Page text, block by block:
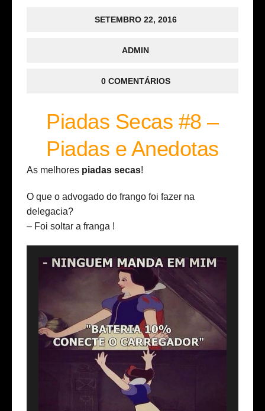
SETEMBRO 22, 2016
ADMIN
0 COMENTÁRIOS
Piadas Secas #8 –
Piadas e Anedotas
As melhores piadas secas!
O que o advogado do frango foi fazer na
delegacia?
– Foi soltar a franga !